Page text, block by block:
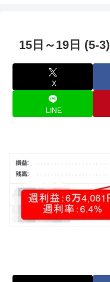
15日～19日 (5-3)
X
LINE